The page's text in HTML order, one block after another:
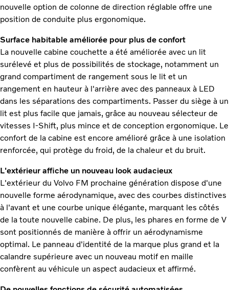
nouvelle option de colonne de direction réglable offre une
position de conduite plus ergonomique.
Surface habitable améliorée pour plus de confort
La nouvelle cabine couchette a été améliorée avec un lit
surélevé et plus de possibilités de stockage, notamment un
grand compartiment de rangement sous le lit et un
rangement en hauteur à l'arrière avec des panneaux à LED
dans les séparations des compartiments. Passer du siège à un
lit est plus facile que jamais, grâce au nouveau sélecteur de
vitesses I-Shift, plus mince et de conception ergonomique. Le
confort de la cabine est encore amélioré grâce à une isolation
renforcée, qui protège du froid, de la chaleur et du bruit.
L'extérieur affiche un nouveau look audacieux
L'extérieur du Volvo FM prochaine génération dispose d'une
nouvelle forme aérodynamique, avec des courbes distinctives
à l'avant et une courbe unique élégante, marquant les côtés
de la toute nouvelle cabine. De plus, les phares en forme de V
sont positionnés de manière à offrir un aérodynamisme
optimal. Le panneau d'identité de la marque plus grand et la
calandre supérieure avec un nouveau motif en maille
confèrent au véhicule un aspect audacieux et affirmé.